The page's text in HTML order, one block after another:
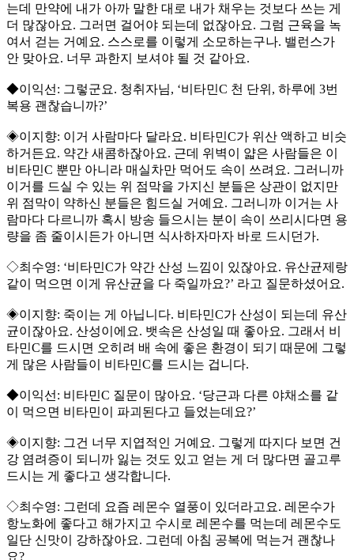
는데 만약에 내가 아까 말한 대로 내가 채우는 것보다 쓰는 게
더 많잖아요. 그러면 걸어야 되는데 없잖아요. 그럼 근육을 녹
여서 걷는 거예요. 스스로를 이렇게 소모하는구나. 밸런스가
안 맞아요. 너무 과한지 보셔야 될 것 같아요.
◆이익선: 그렇군요. 청취자님, ‘비타민C 천 단위, 하루에 3번
복용 괜찮습니까?’
◈이지향: 이거 사람마다 달라요. 비타민C가 위산 액하고 비슷
하거든요. 약간 새콤하잖아요. 근데 위벽이 얇은 사람들은 이
비타민C 뿐만 아니라 매실차만 먹어도 속이 쓰려요. 그러니까
이거를 드실 수 있는 위 점막을 가지신 분들은 상관이 없지만
위 점막이 약하신 분들은 힘드실 거예요. 그러니까 이거는 사
람마다 다르니까 혹시 방송 들으시는 분이 속이 쓰리시다면 용
량을 좀 줄이시든가 아니면 식사하자마자 바로 드시던가.
◇최수영: ‘비타민C가 약간 산성 느낌이 있잖아요. 유산균제랑
같이 먹으면 이게 유산균을 다 죽일까요?’ 라고 질문하셨어요.
◈이지향: 죽이는 게 아닙니다. 비타민C가 산성이 되는데 유산
균이잖아요. 산성이에요. 뱃속은 산성일 때 좋아요. 그래서 비
타민C를 드시면 오히려 배 속에 좋은 환경이 되기 때문에 그렇
게 많은 사람들이 비타민C를 드시는 겁니다.
◆이익선: 비타민C 질문이 많아요. ‘당근과 다른 야채소를 같
이 먹으면 비타민이 파괴된다고 들었는데요?’
◈이지향: 그건 너무 지엽적인 거예요. 그렇게 따지다 보면 건
강 염려증이 되니까 잃는 것도 있고 얻는 게 더 많다면 골고루
드시는 게 좋다고 생각합니다.
◇최수영: 그런데 요즘 레몬수 열풍이 있더라고요. 레몬수가
항노화에 좋다고 해가지고 수시로 레몬수를 먹는데 레몬수도
일단 신맛이 강하잖아요. 그런데 아침 공복에 먹는거 괜찮나
요?